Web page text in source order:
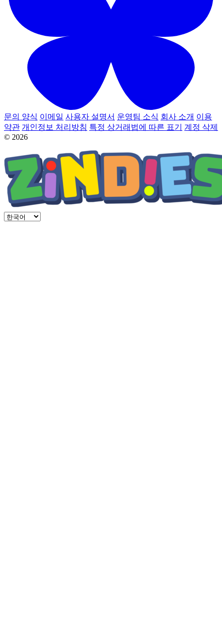
문의 양식 이메일 사용자 설명서 운영팀 소식 회사 소개 이용
약관 개인정보 처리방침 특정 상거래법에 따른 표기
계정 삭제
© 2026